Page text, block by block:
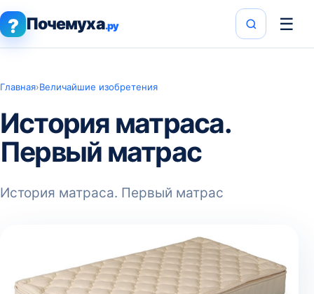
? Почемуха.ру ☰
Главная›Величайшие изобретения
История матраса.
Первый матрас
История матраса. Первый матрас